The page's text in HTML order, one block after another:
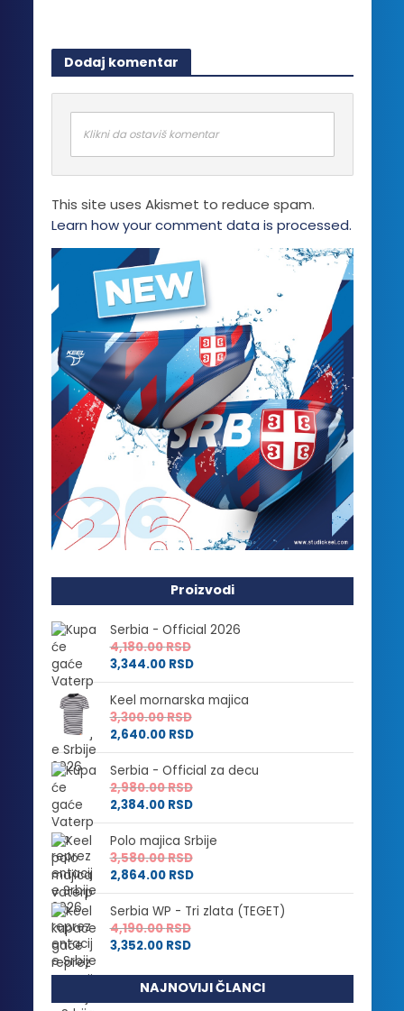
biti
izabrane
na
stranici
proizvoda.
Dodaj komentar
Klikni da ostaviš komentar
This site uses Akismet to reduce spam.
Learn how your comment data is processed.
Proizvodi
Serbia - Official 2026
4,180.00RSD
3,344.00 RSD
Keel mornarska majica
3,300.00RSD
2,640.00 RSD
Serbia - Official za decu
2,980.00RSD
2,384.00 RSD
Polo majica Srbije
3,580.00RSD
2,864.00 RSD
Serbia WP - Tri zlata (TEGET)
4,190.00RSD
3,352.00 RSD
NAJNOVIJI ČLANCI